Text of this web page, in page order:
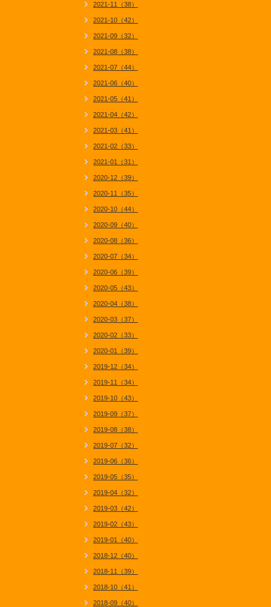
2021-11（38）
2021-10（42）
2021-09（32）
2021-08（38）
2021-07（44）
2021-06（40）
2021-05（41）
2021-04（42）
2021-03（41）
2021-02（33）
2021-01（31）
2020-12（39）
2020-11（35）
2020-10（44）
2020-09（40）
2020-08（36）
2020-07（34）
2020-06（39）
2020-05（43）
2020-04（38）
2020-03（37）
2020-02（33）
2020-01（39）
2019-12（34）
2019-11（34）
2019-10（43）
2019-09（37）
2019-08（38）
2019-07（32）
2019-06（36）
2019-05（35）
2019-04（32）
2019-03（42）
2019-02（43）
2019-01（40）
2018-12（40）
2018-11（39）
2018-10（41）
2018-09（40）